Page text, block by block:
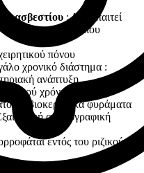
ασβεστίου : Δεν απαιτεί
του ασβεστίου
πόνου
χρονικό διάστημα :
ανάπτυξη
χρόνου
με βιοκεραμικά φυράματα
ακτινογραφική
εντός του ριζικού
, απορροφήσεις